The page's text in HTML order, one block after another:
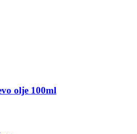
olje 100ml